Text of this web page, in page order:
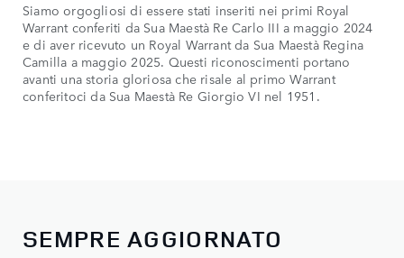
Siamo orgogliosi di essere stati inseriti nei primi Royal
Warrant conferiti da Sua Maestà Re Carlo III a maggio 2024
e di aver ricevuto un Royal Warrant da Sua Maestà Regina
Camilla a maggio 2025. Questi riconoscimenti portano
avanti una storia gloriosa che risale al primo Warrant
conferitoci da Sua Maestà Re Giorgio VI nel 1951.
SEMPRE AGGIORNATO